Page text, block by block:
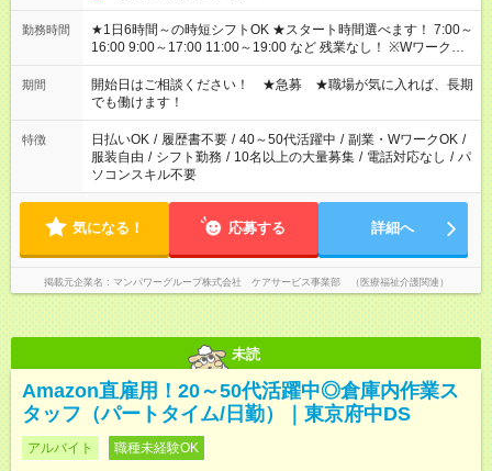
勤務時間
★1日6時間～の時短シフトOK ★スタート時間選べます！ 7:00～
16:00 9:00～17:00 11:00～19:00 など 残業なし！ ※Wワークの
場合、他のお仕事と合わせ週40時間超の就業はご案内できませ
ん ※法令に基づき、週20時間以上勤務は社会保険への加入対象
となります ※労働者派遣法（日雇い派遣の原則禁止）により、
短時間・短期間の就業はご案内が難しい場合があります
期間
開始日はご相談ください！ ★急募 ★職場が気に入れば、長期
でも働けます！
特徴 日払いOK / 履歴書不要 / 40～50代活躍中 / 副業・WワークOK /
服装自由 / シフト勤務 / 10名以上の大量募集 / 電話対応なし / パ
ソコンスキル不要
気になる！ 応募する 詳細へ
掲載元企業名 マンパワーグループ株式会社 ケアサービス事業部 （医療福祉介護関連）
未読
Amazon直雇用！20～50代活躍中◎倉庫内作業ス
タッフ（パートタイム/日勤）｜東京府中DS
アルバイト 職種未経験OK